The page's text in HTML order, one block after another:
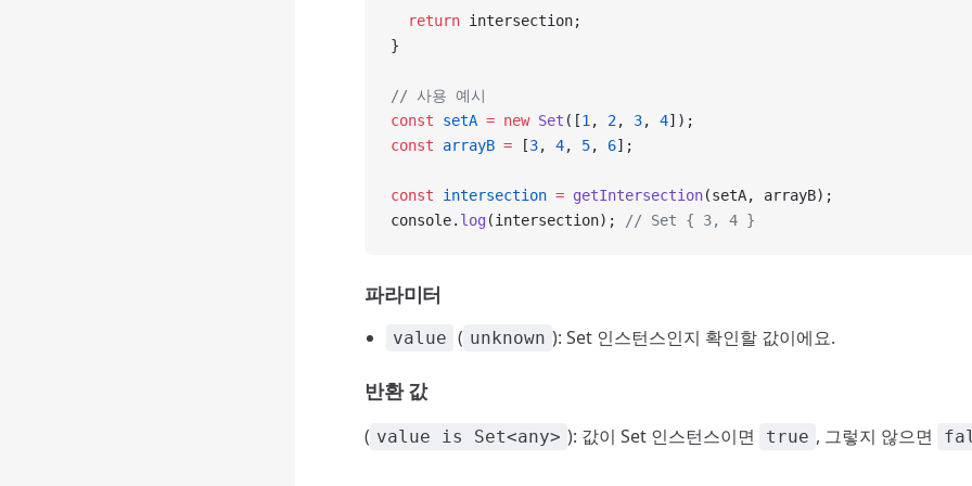
  return
intersection;
}
// 사용 예시
const setA = new Set ([1 , 2, 3, 4]);
const arrayB = [3, 4, 5, 6];
const intersection = getIntersection(setA, arrayB);
console. log (intersection); // Set { 3, 4 }
파라미터
value ( unknown ): Set 인스턴스인지 확인할 값이에요.
반환 값
( value is Set<any> ): 값이 Set 인스턴스이면 true , 그렇지 않으면